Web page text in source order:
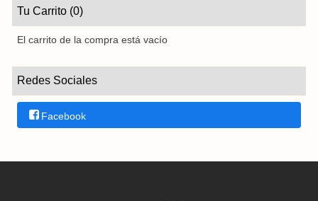
Tu Carrito (0)
El carrito de la compra está vacío
Redes Sociales
Facebook